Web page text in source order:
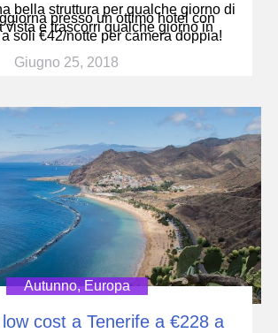
bella struttura per qualche giorno di
presso un ottimo hotel con
vista e trascorri qualche giorno in
soli €42/notte per camera doppia!
Giugno 25, 2018
Autunno,Europa
cost a Tenerife a €228 a